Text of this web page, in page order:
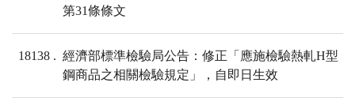
第31條條文
18138
經濟部標準檢驗局公告：修正「應施檢驗熱軋H型
鋼商品之相關檢驗規定」，自即日生效